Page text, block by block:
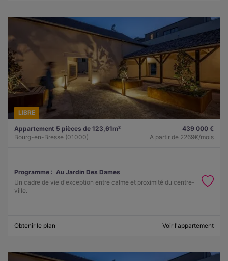
LIBRE
Appartement 5 pièces de 123,61m²
Bourg-en-Bresse (01000)
439 000 €
A partir de 2269€/mois
Programme : Au Jardin Des Dames
Un cadre de vie d'exception entre calme et proximité du centre-
ville.
Obtenir le plan Voir l'appartement